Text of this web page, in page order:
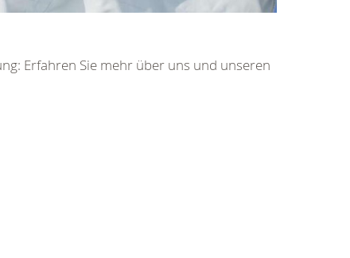
Erfahren Sie mehr über uns und unseren